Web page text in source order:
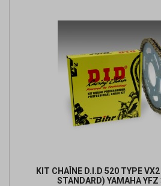
KIT CHAÎNE D.I.D 520 TYPE
STANDARD) YAMAHA YFZ